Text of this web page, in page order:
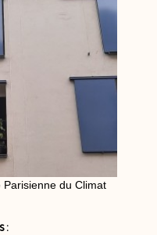
du Climat
: